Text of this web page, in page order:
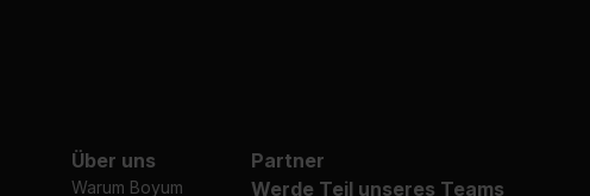
Über uns
Warum Boyum
Partner
Werde Teil unseres Teams